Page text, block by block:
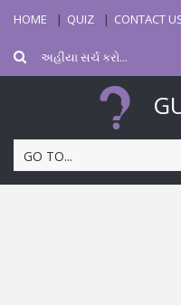
HOME QUIZ CONTACT
GO TO...